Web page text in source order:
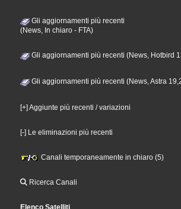
Gli aggiornamenti più recenti
(News, In chiaro - FTA)
Gli aggiornamenti più recenti (News, Hotbird
Gli aggiornamenti più recenti (News, Astra
[+] Aggiunte più recenti / variazioni
[-] Le eliminazioni più recenti
Canali temporaneamente in chiaro (5)
Ricerca Canali
Elenco Satelliti